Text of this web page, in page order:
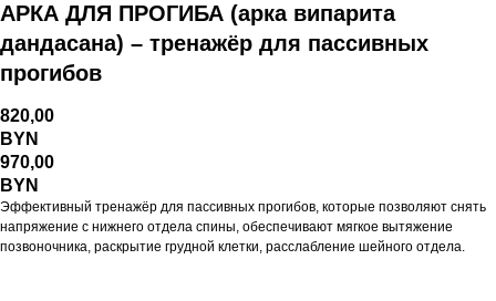
АРКА ДЛЯ ПРОГИБА (арка випарита
дандасана) – тренажёр для пассивных
прогибов
820,00
BYN
970,00
BYN
Эффективный тренажёр для пассивных прогибов, которые позволяют снять
напряжение с нижнего отдела спины, обеспечивают мягкое вытяжение
позвоночника, раскрытие грудной клетки, расслабление шейного отдела.